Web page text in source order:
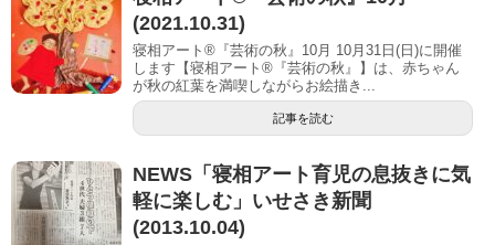
(2021.10.31)
寝相アート®『芸術の秋』10月 10月31日(日)に開催
します【寝相アート®︎『芸術の秋』】は、赤ちゃん
が秋の紅葉を満喫しながらお絵描き...
記事を読む
NEWS「寝相アート育児の息抜きに気
軽に楽しむ」いせさき新聞
(2013.10.04)